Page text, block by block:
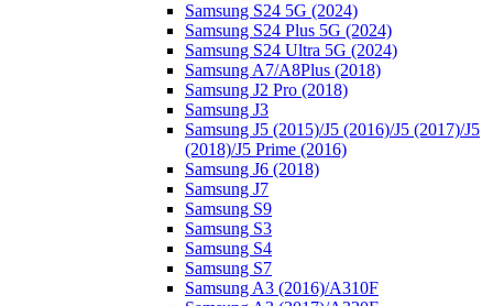
Samsung S24 5G (2024)
Samsung S24 Plus 5G (2024)
Samsung S24 Ultra 5G (2024)
Samsung A7/A8Plus (2018)
Samsung J2 Pro (2018)
Samsung J3
Samsung J5 (2015)/J5 (2016)/J5 (2017)/J5
(2018)/J5 Prime (2016)
Samsung J6 (2018)
Samsung J7
Samsung S9
Samsung S3
Samsung S4
Samsung S7
Samsung A3 (2016)/A310F